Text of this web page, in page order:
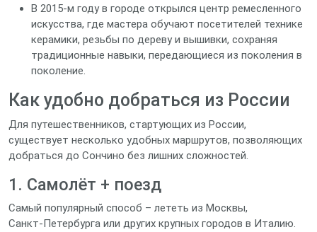
В 2015‑м году в городе открылся центр ремесленного
искусства, где мастера обучают посетителей технике
керамики, резьбы по дереву и вышивки, сохраняя
традиционные навыки, передающиеся из поколения в
поколение.
Как удобно добраться из России
Для путешественников, стартующих из России,
существует несколько удобных маршрутов, позволяющих
добраться до Сончино без лишних сложностей.
1. Самолёт + поезд
Самый популярный способ – лететь из Москвы,
Санкт‑Петербурга или других крупных городов в Италию.